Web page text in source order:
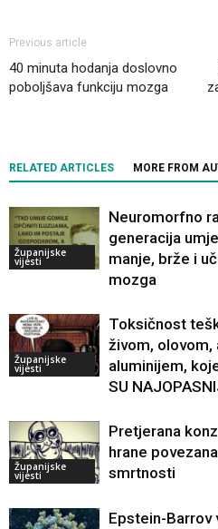
Previous article
40 minuta hodanja doslovno
poboljšava funkciju mozga
RELATED ARTICLES MORE FROM
Županijske
vijesti
Neuromorfno
generacija
manje, brže i
mozga
Županijske
vijesti
Toksičnost
živom, olovom,
aluminijem,
SU
Županijske
vijesti
Pretjerana
hrane
smrtnosti
Epstein-Barrov